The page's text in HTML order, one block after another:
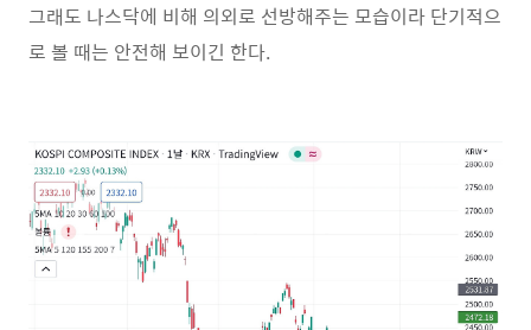
그래도 나스닥에 비해 의외로 선방해주는 모습이라 단기적으
로 볼 때는 안전해 보이긴 한다.